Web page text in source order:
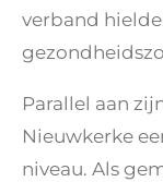
verband
Parallel aan
Nieuwkerke
niveau. Als